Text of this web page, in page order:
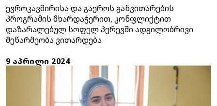
ევროკავშირისა და გაეროს განვითარების
პროგრამის მხარდაჭერით, კონფლიქტით
დაზარალებულ სოფელ პერევში ადგილობრივი
მეწარმეობა ვითარდება
9 ᲐᲞᲠᲘᲚᲘ 2024